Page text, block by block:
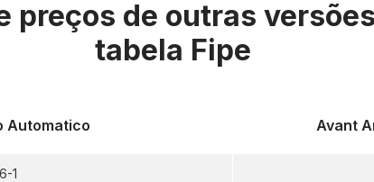
preços de outras
tabela Fipe
Automatico
1
Avant